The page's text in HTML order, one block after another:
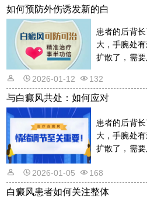
如何预防外伤诱发新的白
患者的后背
大，手腕处
扩散了，需要
其反。详情请
2026-01-12 132
与白癜风共处：如何应对
患者的后背
大，手腕处
扩散了，需
其反。详情请
2026-01-05 168
白癜风患者如何关注整体